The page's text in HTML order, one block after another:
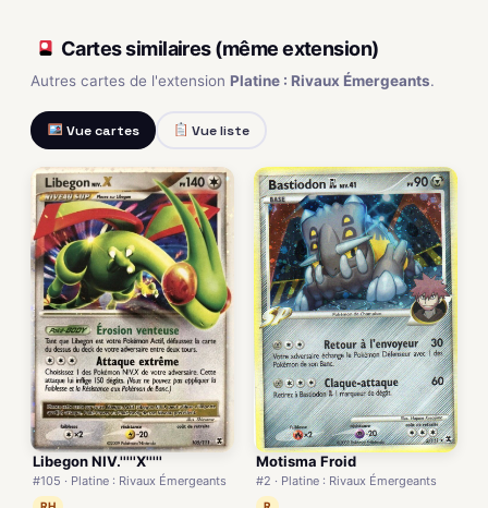
Cartes similaires (même extension)
Autres cartes de l'extension Platine : Rivaux Émergeants.
Vue cartes Vue liste
Libegon NIV.'''''X'''''
#105 · Platine : Rivaux Émergeants
Motisma Froid
#2 · Platine : Rivaux Émergeants